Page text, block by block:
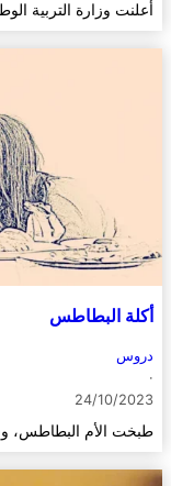
أعلنت وزارة التربية
أكلة البطاطس
دروس
·
24/10/2023
طبخت الأم البطاطس،